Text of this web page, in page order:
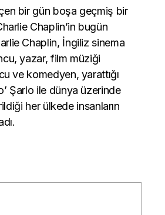
bir gün boşa geçmiş bir
Chaplin’in bugün
Chaplin, İngiliz sinema
yazar, film müziği
ve komedyen, yarattığı
Şarlo ile dünya üzerinde
her ülkede insanların